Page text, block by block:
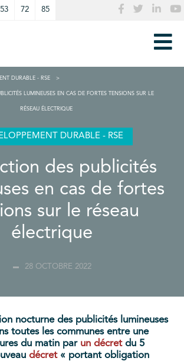
53 72 85
DURABLE - RSE
LUMINEUSES EN CAS DE FORTES TENSIONS SUR LE
RÉSEAU ÉLECTRIQUE
DURABLE - RSE
des publicités
en cas de fortes
sur le réseau
électrique
28 OCTOBRE 2022
nocturne des publicités lumineuses
toutes les communes entre une
du matin par un décretdu 5
décret« portant obligation
panel